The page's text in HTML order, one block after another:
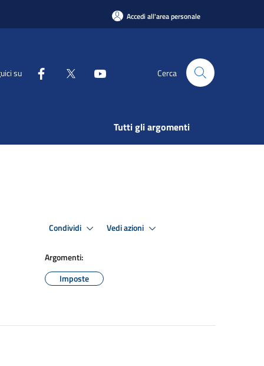
Accedi all'area personale
su Cerca
Tutti gli argomenti
Condividi Vedi azioni
Argomenti:
Imposte